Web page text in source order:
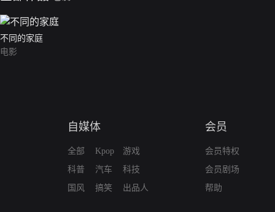
不同的家庭
电影
自媒体
全部
科普
国风
Kpop
汽车
搞笑
游戏
科技
出品人
会员
会员特权
会员剧场
帮助